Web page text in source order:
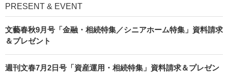
PRESENT & EVENT
文藝春秋9月号「金融・相続特集／シニアホーム特集」資料請求
＆プレゼント
週刊文春7月2日号「資産運用・相続特集」資料請求＆プレゼン